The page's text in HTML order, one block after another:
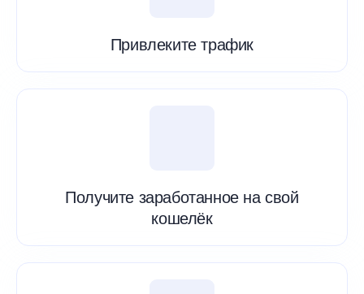
Привлеките трафик
Получите заработанное на свой
кошелёк